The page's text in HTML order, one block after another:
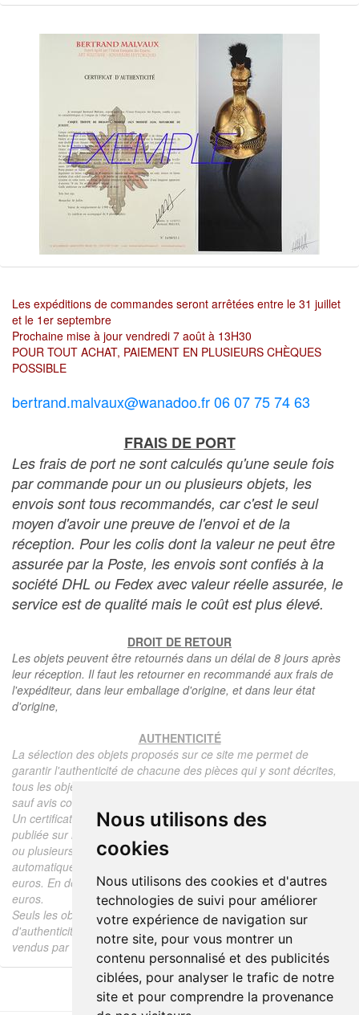
Nous utilisons des
cookies
Nous utilisons des cookies et d'autres
technologies de suivi pour améliorer
votre expérience de navigation sur
notre site, pour vous montrer un
contenu personnalisé et des publicités
ciblées, pour analyser le trafic de notre
site et pour comprendre la provenance
Les expéditions de commandes seront arrêtées entre le 31 juillet
et le 1er septembre
Prochaine mise à jour vendredi 7 août à 13H30
POUR TOUT ACHAT, PAIEMENT EN PLUSIEURS CHÈQUES
POSSIBLE
bertrand.malvaux@wanadoo.fr 06 07 75 74 63
FRAIS DE PORT
Les frais de port ne sont calculés qu'une seule fois
par commande pour un ou plusieurs objets, les
envois sont tous recommandés, car c'est le seul
moyen d'avoir une preuve de l'envoi et de la
réception. Pour les colis dont la valeur ne peut être
assurée par la Poste, les envois sont confiés à la
société DHL ou Fedex avec valeur réelle assurée, le
service est de qualité mais le coût est plus élevé.
DROIT DE RETOUR
Les objets peuvent être retournés dans un délai de 8 jours après
leur réception. Il faut les retourner en recommandé aux frais de
l'expéditeur, dans leur emballage d'origine, et dans leur état
d'origine,
AUTHENTICITÉ
La sélection des objets proposés sur ce site me permet de
garantir l'authenticité de chacune des pièces qui y sont décrites,
tous les objets proposés sont garantis d'époque et authentiques,
sauf avis contraire ou restriction dans la description.
Un certificat d'authenticité de l'objet reprenant la description
publiée sur le site, l'époque, le prix de vente, accompagné d'une
ou plusieurs photographies en couleurs est communiqué
automatiquement pour tout objet dont le prix est supérieur à 130
euros. En dessous de ce prix chaque certificat est facturé 5
euros.
Seuls les objets vendus par mes soins font l'objet d'un certificat
d'authenticité, je ne fais aucun rapport d'expertise pour les objets
vendus par des tiers (confrères ou collectionneurs).